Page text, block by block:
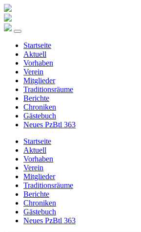
Startseite
Aktuell
Vorhaben
Verein
Mitglieder
Traditionsräume
Berichte
Chroniken
Gästebuch
Neues PzBtl 363
Startseite
Aktuell
Vorhaben
Verein
Mitglieder
Traditionsräume
Berichte
Chroniken
Gästebuch
Neues PzBtl 363